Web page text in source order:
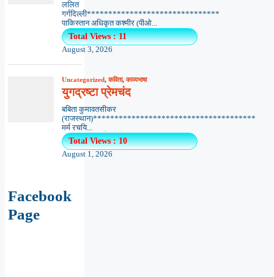
ललित
गर्गदिल्ली*******************************
पाकिस्तान अधिकृत कश्मीर (पीओ...
Total Views : 11
August 3, 2026
Uncategorized,कविता,काव्यभाषा
युगद्रष्टा प्रेमचंद
बबिता कुमावतसीकर
(राजस्थान)**************************************
मर्म रचयि...
Total Views : 10
August 1, 2026
Facebook
Page